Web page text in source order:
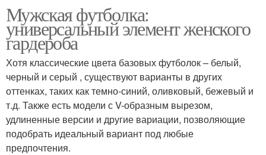
Мужская футболка:
универсальный элемент женского
гардероба
Хотя классические цвета базовых футболок – белый,
черный и серый , существуют варианты в других
оттенках, таких как темно-синий, оливковый, бежевый и
т.д. Также есть модели с V-образным вырезом,
удлиненные версии и другие вариации, позволяющие
подобрать идеальный вариант под любые
предпочтения.